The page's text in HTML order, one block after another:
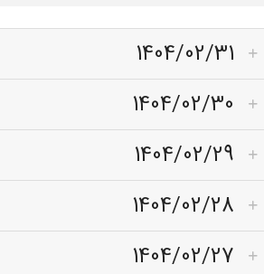
1404/02/31
1404/02/30
1404/02/29
1404/02/28
1404/02/27